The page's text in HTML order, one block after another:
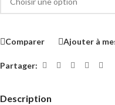
Comparer Ajouter à
Partager:
Description